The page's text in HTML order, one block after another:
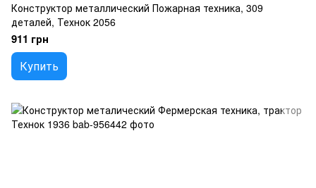
Конструктор металлический Пожарная техника, 309
деталей, Технок 2056
911 грн
Купить